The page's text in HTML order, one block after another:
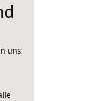
uns